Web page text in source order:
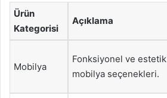
Ürün
Kategorisi
Açıklama
Mobilya
Fonksiyonel ve estetik
mobilya seçenekleri.